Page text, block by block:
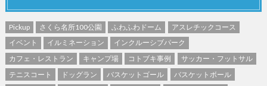
Pickup さくら名所100公園 ふわふわドーム
アスレチックコース
イベント
イルミネーション
インクルーシブパーク
カフェ・レストラン
キャンプ場 コトブキ事例
サッカー・フットサル
テニスコート
ドッグラン バスケットゴール
バスケットボール